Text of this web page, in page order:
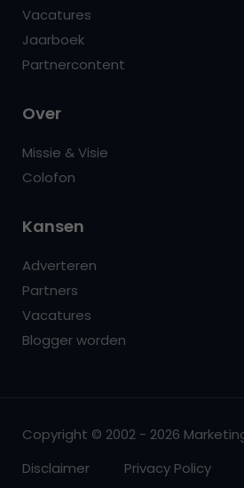
Vacatures
Jaarboek
Partnercontent
Over
Missie & Visie
Colofon
Kansen
Adverteren
Partners
Vacatures
Blogger worden
Copyright © 2002 - 2026
Disclaimer
Privacy Policy